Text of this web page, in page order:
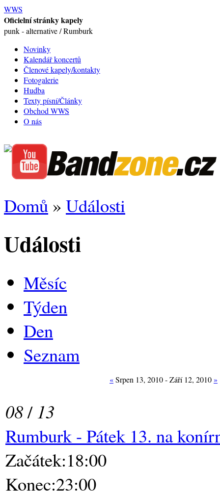
WWS
Oficielní stránky kapely
punk - alternative / Rumburk
Novinky
Kalendář koncertů
Členové kapely/kontakty
Fotogalerie
Hudba
Texty písní/Články
Obchod WWS
O nás
Domů » Události
Události
Měsíc
Týden
Den
Seznam
«Srpen 13, 2010 - Září 12, 2010»
08/13
Rumburk - Pátek 13. na
Začátek:18:00
Konec:23:00